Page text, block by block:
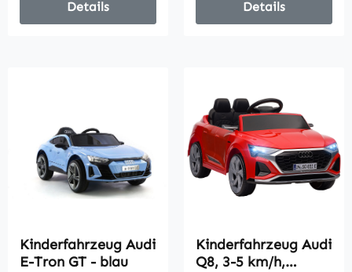
Details Details
Kinderfahrzeug Audi
E-Tron GT - blau
Kinderfahrzeug Audi
Q8, 3-5 km/h,